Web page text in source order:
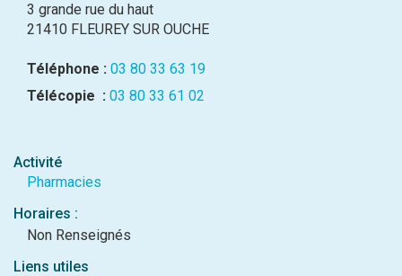
3 grande rue du haut
21410 FLEUREY SUR OUCHE
Téléphone : 03 80 33 63 19
Télécopie : 03 80 33 61 02
Activité
Pharmacies
Horaires :
Non Renseignés
Liens utiles